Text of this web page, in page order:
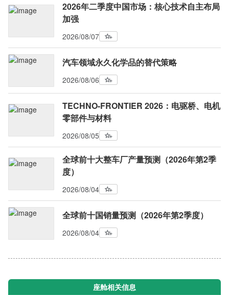
2026年二季度中国市场：核心技术自主布局
加强
2026/08/07
汽车领域永久化学品的替代策略
2026/08/06
TECHNO-FRONTIER 2026：电驱桥、电机
零部件与材料
2026/08/05
全球前十大整车厂产量预测（2026年第2季
度）
2026/08/04
全球前十国销量预测（2026年第2季度）
2026/08/04
座舱相关信息